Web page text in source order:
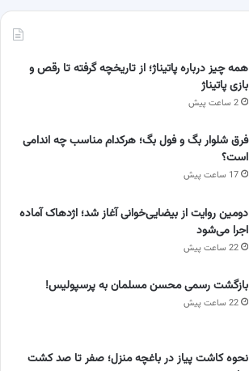
همه چیز درباره پاتیناژ؛ از تاریخچه گرفته تا رقص و
بازی پاتیناژ
2 ساعت پیش
فرق شلوار بگ و فول بگ؛ هرکدام مناسب چه اندامی
است؟
17 ساعت پیش
دومین روایت از بیضایی‌خوانی آغاز شد؛ اژدهاک آماده
اجرا می‌شود
22 ساعت پیش
بازگشت رسمی محسن مسلمان به پرسپولیس!
22 ساعت پیش
نحوه کاشت پیاز در باغچه منزل؛ صفر تا صد کشت